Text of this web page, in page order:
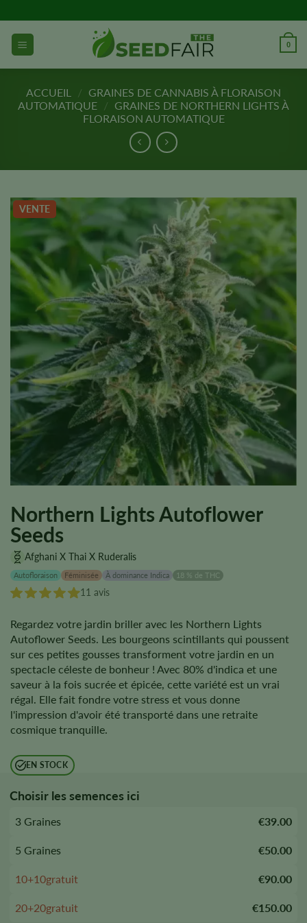
directement
contenu
0
ACCUEIL / GRAINES DE CANNABIS À FLORAISON
AUTOMATIQUE / GRAINES DE NORTHERN LIGHTS À
FLORAISON AUTOMATIQUE
VENTE
Northern Lights Autoflower
Seeds
Afghani X Thai X Ruderalis
Autofloraison Féminisée À dominance Indica 18 % de THC
11 avis
Regardez votre jardin briller avec les Northern Lights
Autoflower Seeds. Les bourgeons scintillants qui poussent
sur ces petites gousses transforment votre jardin en un
spectacle céleste de bonheur ! Avec 80% d'indica et une
saveur à la fois sucrée et épicée, cette variété est un vrai
régal. Elle fait fondre votre stress et vous donne
l'impression d'avoir été transporté dans une retraite
cosmique tranquille.
EN STOCK
Choisir les semences ici
3 Graines €39.00
5 Graines €50.00
10+10gratuit €90.00
20+20gratuit €150.00